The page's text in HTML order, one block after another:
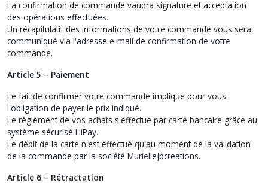
La confirmation de commande vaudra signature et acceptation
des opérations effectuées.
Un récapitulatif des informations de votre commande vous sera
communiqué via l'adresse e-mail de confirmation de votre
commande.
Article 5 – Paiement
Le fait de confirmer votre commande implique pour vous
l'obligation de payer le prix indiqué.
Le règlement de vos achats s'effectue par carte bancaire grâce au
système sécurisé HiPay.
Le débit de la carte n'est effectué qu'au moment de la validation
de la commande par la société Muriellejbcreations.
Article 6 – Rétractation